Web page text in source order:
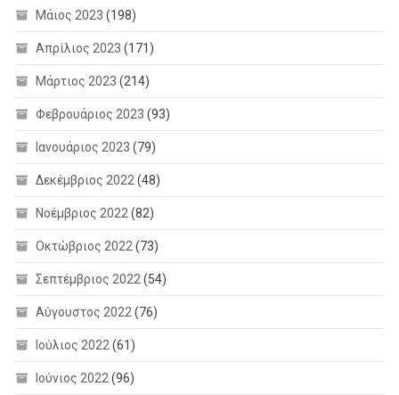
Μάιος 2023 (198)
Απρίλιος 2023 (171)
Μάρτιος 2023 (214)
Φεβρουάριος 2023 (93)
Ιανουάριος 2023 (79)
Δεκέμβριος 2022 (48)
Νοέμβριος 2022 (82)
Οκτώβριος 2022 (73)
Σεπτέμβριος 2022 (54)
Αύγουστος 2022 (76)
Ιούλιος 2022 (61)
Ιούνιος 2022 (96)